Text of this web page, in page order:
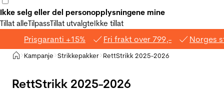
Ikke selg eller del personopplysningene mine
Tillat alleTilpassTillat utvalgteIkke tillat
Prisgaranti +15% Fri frakt over 799,- Norges
Hjem
>Kampanje >Strikkepakker >RettStrikk 2025-2026
RettStrikk 2025-2026